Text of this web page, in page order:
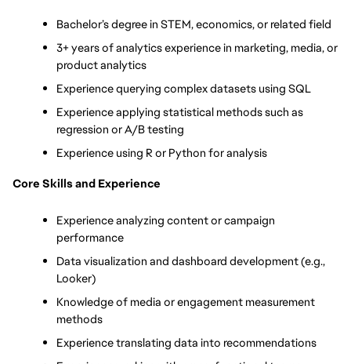
Bachelor’s degree in STEM, economics, or related field
3+ years of analytics experience in marketing, media, or
product analytics
Experience querying complex datasets using SQL
Experience applying statistical methods such as
regression or A/B testing
Experience using R or Python for analysis
Core Skills and Experience
Experience analyzing content or campaign
performance
Data visualization and dashboard development (e.g.,
Looker)
Knowledge of media or engagement measurement
methods
Experience translating data into recommendations